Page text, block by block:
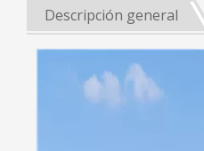
Descripción general